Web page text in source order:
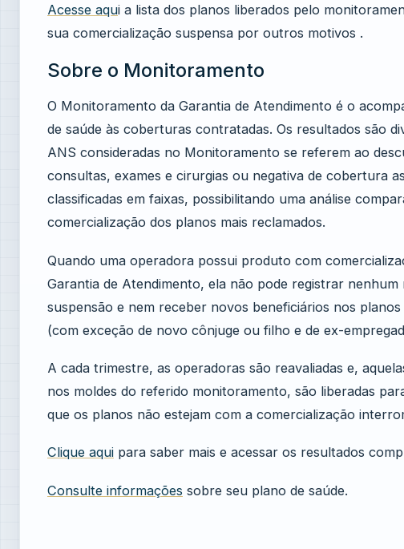
Acesse aqui a lista dos planos liberados pelo
sua comercialização suspensa por outros motivos .
Sobre o Monitoramento
O Monitoramento da Garantia de Atendimento é o
de saúde às coberturas contratadas. Os resultados são
ANS consideradas no Monitoramento se referem ao
consultas, exames e cirurgias ou negativa de cobertura
classificadas em faixas, possibilitando uma análise
comercialização dos planos mais reclamados.
Quando uma operadora possui produto com
Garantia de Atendimento, ela não pode registrar
suspensão e nem receber novos beneficiários nos
(com exceção de novo cônjuge ou filho e de ex-
A cada trimestre, as operadoras são reavaliadas e,
nos moldes do referido monitoramento, são liberadas
que os planos não estejam com a comercialização
Clique aqui para saber mais e acessar os resultados
Consulte informações sobre seu plano de saúde.